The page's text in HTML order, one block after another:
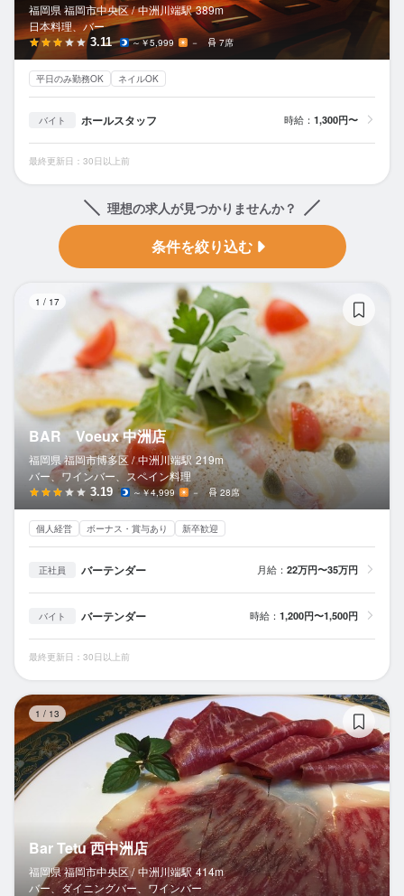
福岡県 福岡市中央区 / 中洲川端駅 389m
日本料理、バー
3.11 ～￥5,999 － 7席
平日のみ勤務OK ネイルOK
バイト ホールスタッフ 時給： 1,300円〜
最終更新日：30日以上前
理想の求人が見つかりませんか？
条件を絞り込む
1 / 17
BAR Voeux 中洲店
福岡県 福岡市博多区 / 中洲川端駅 219m
バー、ワインバー、スペイン料理
3.19 ～￥4,999 － 28席
個人経営 ボーナス・賞与あり 新卒歓迎
正社員 バーテンダー 月給： 22万円〜35万円
バイト バーテンダー 時給： 1,200円〜1,500円
最終更新日：30日以上前
1 / 13
Bar Tetu 西中洲店
福岡県 福岡市中央区 / 中洲川端駅 414m
バー、ダイニングバー、ワインバー